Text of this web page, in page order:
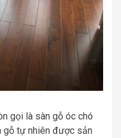
gọi là sàn gỗ óc chó
gỗ tự nhiên được sản